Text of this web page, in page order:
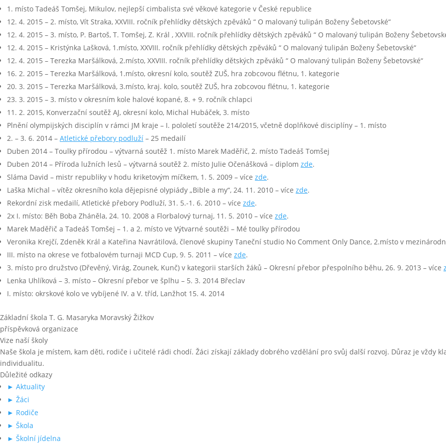
1. místo Tadeáš Tomšej, Mikulov, nejlepší cimbalista své věkové kategorie v České republice
12. 4. 2015 – 2. místo, Vít Straka, XXVIII. ročník přehlídky dětských zpěváků “ O malovaný tulipán Boženy Šebetovské“
12. 4. 2015 – 3. místo, P. Bartoš, T. Tomšej, Z. Král , XXVIII. ročník přehlídky dětských zpěváků “ O malovaný tulipán Boženy
12. 4. 2015 – Kristýnka Lašková, 1.místo, XXVIII. ročník přehlídky dětských zpěváků “ O malovaný tulipán Boženy Šebetovské“
12. 4. 2015 – Terezka Maršálková, 2.místo, XXVIII. ročník přehlídky dětských zpěváků “ O malovaný tulipán Boženy Šebetovské“
16. 2. 2015 – Terezka Maršálková, 1.místo, okresní kolo, soutěž ZUŠ, hra zobcovou flétnu, 1. kategorie
20. 3. 2015 – Terezka Maršálková, 3.místo, kraj. kolo, soutěž ZUŠ, hra zobcovou flétnu, 1. kategorie
23. 3. 2015 – 3. místo v okresním kole halové kopané, 8. + 9. ročník chlapci
11. 2. 2015, Konverzační soutěž AJ, okresní kolo, Michal Hubáček, 3. místo
Plnění olympijských disciplín v rámci JM kraje – I. pololetí soutěže 214/2015, včetně doplňkové disciplíny – 1. místo
2. – 3. 6. 2014 – Atletické přebory podluží – 25 medailí
Duben 2014 – Toulky přírodou – výtvarná soutěž 1. místo Marek Maděřič, 2. místo Tadeáš Tomšej
Duben 2014 – Příroda lužních lesů – výtvarná soutěž 2. místo Julie Očenášková – diplom zde.
Sláma David – mistr republiky v hodu kriketovým míčkem, 1. 5. 2009 – více zde.
Laška Michal – vítěz okresního kola dějepisné olypiády „Bible a my“, 24. 11. 2010 – více zde.
Rekordní zisk medailí, Atletické přebory Podluží, 31. 5.-1. 6. 2010 – více zde.
2x I. místo: Běh Boba Zháněla, 24. 10. 2008 a Florbalový turnaj, 11. 5. 2010 – více zde.
Marek Maděřič a Tadeáš Tomšej – 1. a 2. místo ve Výtvarné soutěži – Mé toulky přírodou
Veronika Krejčí, Zdeněk Král a Kateřina Navrátilová, členové skupiny Taneční studio No Comment Only Dance, 2.místo v
III. místo na okrese ve fotbalovém turnaji MCD Cup, 9. 5. 2011 – více zde.
3. místo pro družstvo (Dřevěný, Virág, Zounek, Kunč) v kategorii starších žáků – Okresní přebor přespolního běhu, 26. 9. 2013 – více
Lenka Uhlíková – 3. místo – Okresní přebor ve šplhu – 5. 3. 2014 Břeclav
I. místo: okrskové kolo ve vybíjené IV. a V. tříd, Lanžhot 15. 4. 2014
Základní škola T. G. Masaryka Moravský Žižkov
příspěvková organizace
Vize naší školy
Naše škola je místem, kam děti, rodiče i učitelé rádi chodí. Žáci získají základy dobrého vzdělání pro svůj další rozvoj. Důraz je vždy
individualitu.
Důležité odkazy
► Aktuality
► Žáci
► Rodiče
► Škola
► Školní jídelna